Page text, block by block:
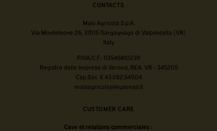
CONTACTS
Masi Agricola S.p.A.
Via Monteleone 26, 37015 Gargagnago di Valpolicella (VR)
Italy
P.IVA/C.F.: 03546810239
Registro delle Imprese di Verona, REA: VR - 345205
Cap.Soc. € 43.082.549,04
masiagricola@legalmail.it
CUSTOMER CARE
Cave et relations commerciales :